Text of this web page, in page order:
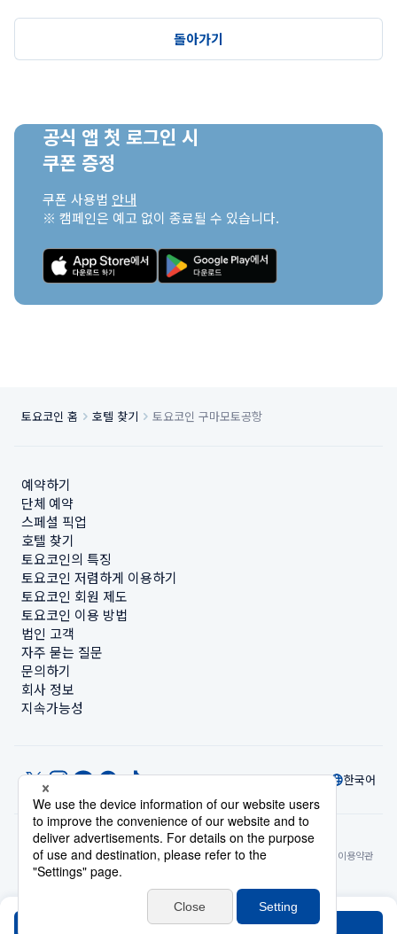
돌아가기
공식 앱 첫 로그인 시
쿠폰 증정
쿠폰 사용법 안내
※ 캠페인은 예고 없이 종료될 수 있습니다.
토요코인 홈 호텔 찾기 토요코인 구마모토공항
예약하기
단체 예약
스페셜 픽업
호텔 찾기
토요코인의 특징
토요코인 저렴하게 이용하기
토요코인 회원 제도
토요코인 이용 방법
법인 고객
자주 묻는 질문
문의하기
회사 정보
지속가능성
한국어
© Toyoko Inn Co., Ltd.
개인정보 설정개인정보 보호정책특정상거래법에 관한 표기사이트 정책
숙박시설 이용약관
계정 이용 약관카드 회원 약관